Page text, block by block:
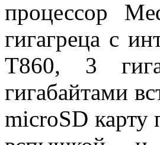
процессор
гигагреца с
T860, 3
гигабайтами
microSD карту